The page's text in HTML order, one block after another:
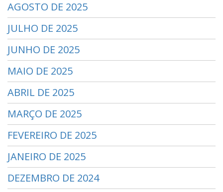
AGOSTO DE 2025
JULHO DE 2025
JUNHO DE 2025
MAIO DE 2025
ABRIL DE 2025
MARÇO DE 2025
FEVEREIRO DE 2025
JANEIRO DE 2025
DEZEMBRO DE 2024